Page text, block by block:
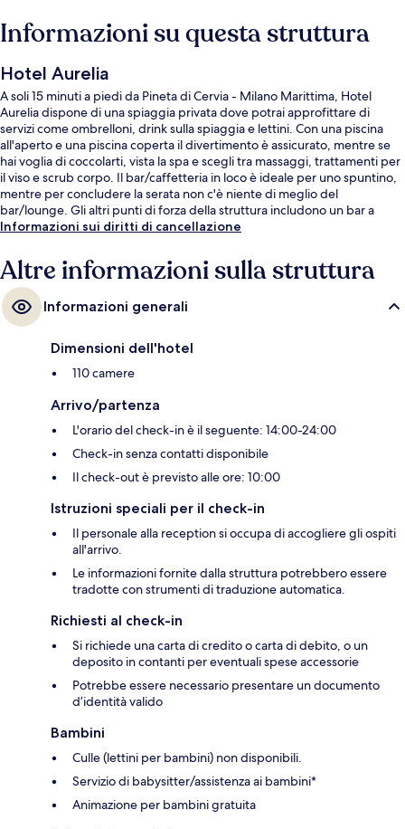
Informazioni su questa struttura
Hotel Aurelia
A soli 15 minuti a piedi da Pineta di Cervia - Milano Marittima, Hotel
Aurelia dispone di una spiaggia privata dove potrai approfittare di
servizi come ombrelloni, drink sulla spiaggia e lettini. Con una piscina
all'aperto e una piscina coperta il divertimento è assicurato, mentre se
hai voglia di coccolarti, vista la spa e scegli tra massaggi, trattamenti per
il viso e scrub corpo. Il bar/caffetteria in loco è ideale per uno spuntino,
mentre per concludere la serata non c'è niente di meglio del
bar/lounge. Gli altri punti di forza della struttura includono un bar a
bordo piscina, un centro fitness e una palestra.
Informazioni sui diritti di cancellazione
Altre informazioni sulla struttura
Informazioni generali
Dimensioni dell'hotel
110 camere
Arrivo/partenza
L'orario del check-in è il seguente: 14:00-24:00
Check-in senza contatti disponibile
Il check-out è previsto alle ore: 10:00
Istruzioni speciali per il check-in
Il personale alla reception si occupa di accogliere gli ospiti
all'arrivo.
Le informazioni fornite dalla struttura potrebbero essere
tradotte con strumenti di traduzione automatica.
Richiesti al check-in
Si richiede una carta di credito o carta di debito, o un
deposito in contanti per eventuali spese accessorie
Potrebbe essere necessario presentare un documento
d’identità valido
Bambini
Culle (lettini per bambini) non disponibili.
Servizio di babysitter/assistenza ai bambini*
Animazione per bambini gratuita